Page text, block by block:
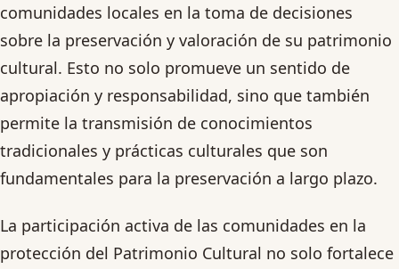
comunidades locales en la toma de decisiones
sobre la preservación y valoración de su patrimonio
cultural. Esto no solo promueve un sentido de
apropiación y responsabilidad, sino que también
permite la transmisión de conocimientos
tradicionales y prácticas culturales que son
fundamentales para la preservación a largo plazo.
La participación activa de las comunidades en la
protección del Patrimonio Cultural no solo fortalece